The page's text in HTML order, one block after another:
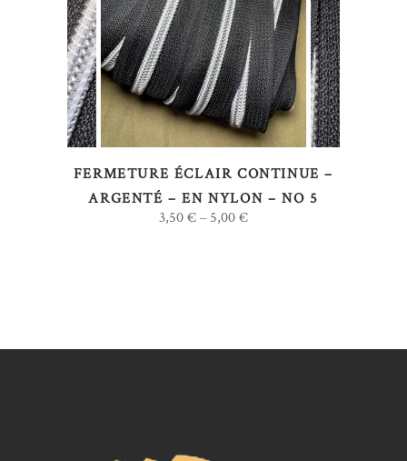
CHOIX DES OPTIONS
produit
plusieurs
variations.
Les
options
peuvent
être
produit
FERMETURE ÉCLAIR CONTINUE –
ARGENTÉ – EN NYLON – NO 5
3,50€ – 5,00€